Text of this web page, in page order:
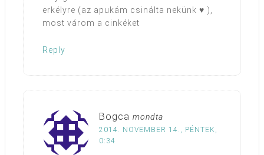
erkélyre (az apukám csinálta nekünk ♥ ),
most várom a cinkéket
Reply
Bogca mondta
2014. NOVEMBER 14., PÉNTEK,
0:34